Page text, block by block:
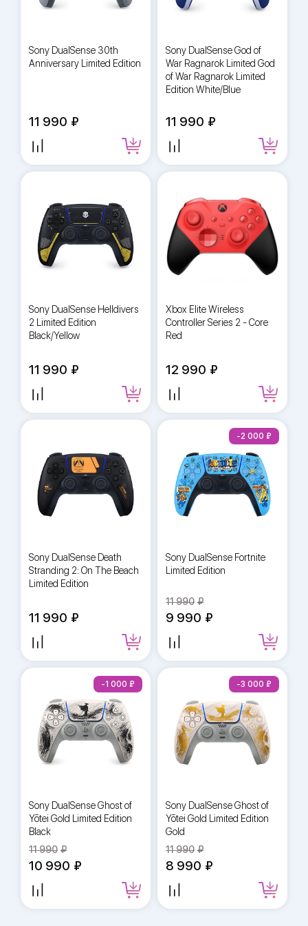
Sony DualSense 30th
Anniversary Limited Edition
11 990
Sony DualSense God of
War Ragnarok Limited God
of War Ragnarok Limited
Edition White/Blue
11 990
Sony DualSense Helldivers
2 Limited Edition
Black/Yellow
11 990
Xbox Elite Wireless
Controller Series 2 - Core
Red
12 990
Sony DualSense Death
Stranding 2: On The Beach
Limited Edition
11 990
Sony DualSense Fortnite
Limited Edition
11 990
9 990
-2 000
Sony DualSense Ghost of
Yōtei Gold Limited Edition
Black
11 990
10 990
-1 000
Sony DualSense Ghost of
Yōtei Gold Limited Edition
Gold
11 990
8 990
-3 000